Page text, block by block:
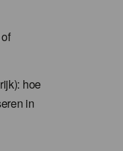
hoe
in